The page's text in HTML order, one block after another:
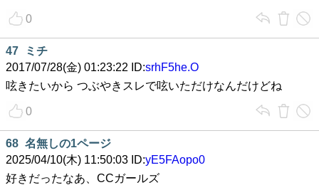
0
47
ミチ
2017/07/28(金) 01:23:22 ID:srhF5he.O
呟きたいから つぶやきスレで呟いただけなんだけどね
0
68 名無しの1ページ
2025/04/10(木) 11:50:03 ID:yE5FAopo0
好きだったなあ、CCガールズ